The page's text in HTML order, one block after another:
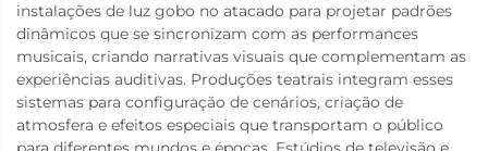
instalações de luz gobo no atacado para projetar padrões
dinâmicos que se sincronizam com as performances
musicais, criando narrativas visuais que complementam as
experiências auditivas. Produções teatrais integram esses
sistemas para configuração de cenários, criação de
atmosfera e efeitos especiais que transportam o público